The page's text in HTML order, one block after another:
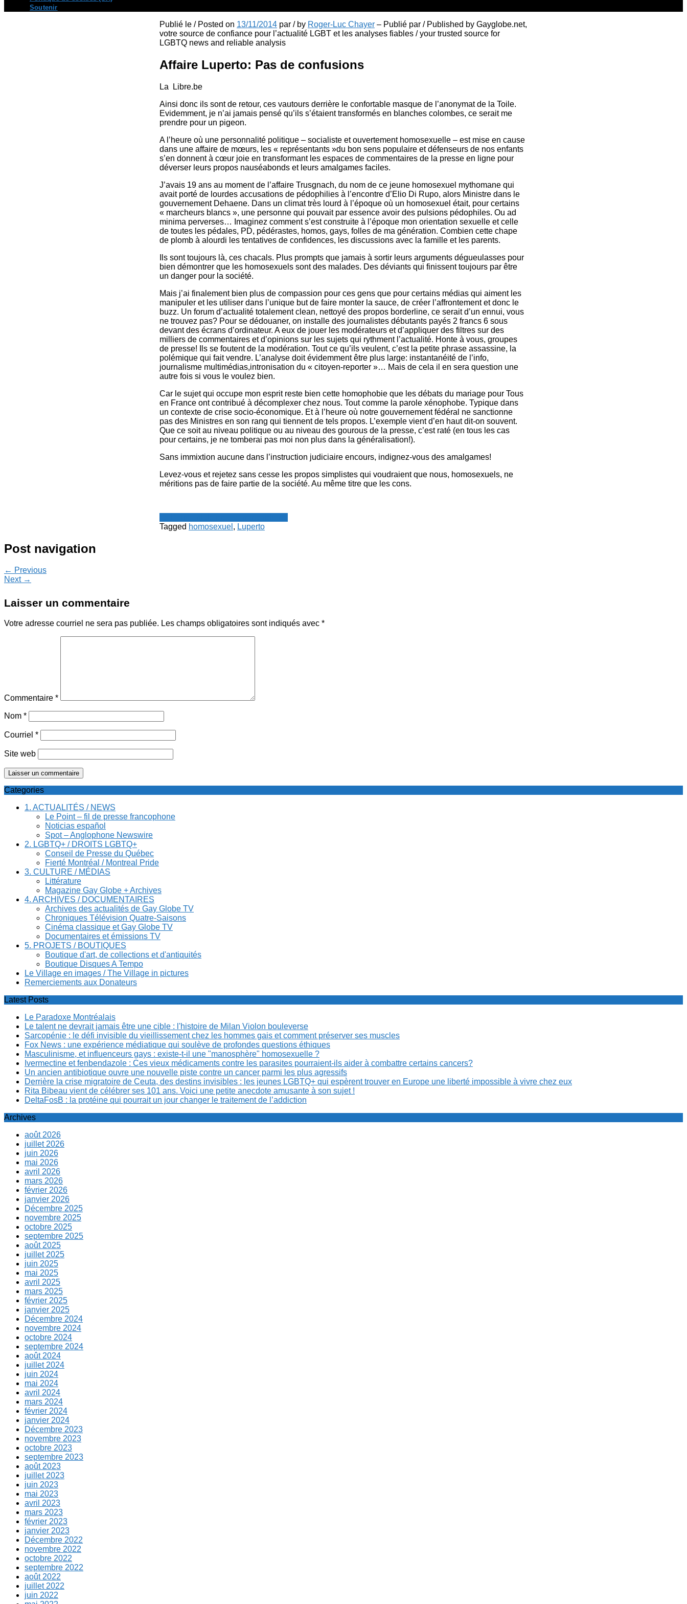
Soutenir
Publié le / Posted on 13/11/2014 par / by Roger-Luc Chayer – Publié par / Published by Gayglobe.net,
votre source de confiance pour l’actualité LGBT et les analyses fiables / your trusted source for
LGBTQ news and reliable analysis
Affaire Luperto: Pas de confusions
La Libre.be
Ainsi donc ils sont de retour, ces vautours derrière le confortable masque de l’anonymat de la Toile.
Evidemment, je n’ai jamais pensé qu’ils s’étaient transformés en blanches colombes, ce serait me
prendre pour un pigeon.
A l’heure où une personnalité politique – socialiste et ouvertement homosexuelle – est mise en cause
dans une affaire de mœurs, les « représentants »du bon sens populaire et défenseurs de nos enfants
s’en donnent à cœur joie en transformant les espaces de commentaires de la presse en ligne pour
déverser leurs propos nauséabonds et leurs amalgames faciles.
J’avais 19 ans au moment de l’affaire Trusgnach, du nom de ce jeune homosexuel mythomane qui
avait porté de lourdes accusations de pédophilies à l’encontre d’Elio Di Rupo, alors Ministre dans le
gouvernement Dehaene. Dans un climat très lourd à l’époque où un homosexuel était, pour certains
« marcheurs blancs », une personne qui pouvait par essence avoir des pulsions pédophiles. Ou ad
minima perverses… Imaginez comment s’est construite à l’époque mon orientation sexuelle et celle
de toutes les pédales, PD, pédérastes, homos, gays, folles de ma génération. Combien cette chape
de plomb à alourdi les tentatives de confidences, les discussions avec la famille et les parents.
Ils sont toujours là, ces chacals. Plus prompts que jamais à sortir leurs arguments dégueulasses pour
bien démontrer que les homosexuels sont des malades. Des déviants qui finissent toujours par être
un danger pour la société.
Mais j’ai finalement bien plus de compassion pour ces gens que pour certains médias qui aiment les
manipuler et les utiliser dans l’unique but de faire monter la sauce, de créer l’affrontement et donc le
buzz. Un forum d’actualité totalement clean, nettoyé des propos borderline, ce serait d’un ennui, vous
ne trouvez pas? Pour se dédouaner, on installe des journalistes débutants payés 2 francs 6 sous
devant des écrans d’ordinateur. A eux de jouer les modérateurs et d’appliquer des filtres sur des
milliers de commentaires et d’opinions sur les sujets qui rythment l’actualité. Honte à vous, groupes
de presse! Ils se foutent de la modération. Tout ce qu’ils veulent, c’est la petite phrase assassine, la
polémique qui fait vendre. L’analyse doit évidemment être plus large: instantanéité de l’info,
journalisme multimédias,intronisation du « citoyen-reporter »… Mais de cela il en sera question une
autre fois si vous le voulez bien.
Car le sujet qui occupe mon esprit reste bien cette homophobie que les débats du mariage pour Tous
en France ont contribué à décomplexer chez nous. Tout comme la parole xénophobe. Typique dans
un contexte de crise socio-économique. Et à l’heure où notre gouvernement fédéral ne sanctionne
pas des Ministres en son rang qui tiennent de tels propos. L’exemple vient d’en haut dit-on souvent.
Que ce soit au niveau politique ou au niveau des gourous de la presse, c’est raté (en tous les cas
pour certains, je ne tomberai pas moi non plus dans la généralisation!).
Sans immixtion aucune dans l’instruction judiciaire encours, indignez-vous des amalgames!
Levez-vous et rejetez sans cesse les propos simplistes qui voudraient que nous, homosexuels, ne
méritions pas de faire partie de la société. Au même titre que les cons.
Tagged homosexuel , Luperto
Post navigation
← Previous
Next →
Laisser un commentaire
Votre adresse courriel ne sera pas publiée. Les champs obligatoires sont indiqués avec *
Commentaire *
Nom *
Courriel *
Site web
Categories
1. ACTUALITÉS / NEWS
Le Point – fil de presse francophone
Noticias español
Spot – Anglophone Newswire
2. LGBTQ+ / DROITS LGBTQ+
Conseil de Presse du Québec
Fierté Montréal / Montreal Pride
3. CULTURE / MÉDIAS
Littérature
Magazine Gay Globe + Archives
4. ARCHIVES / DOCUMENTAIRES
Archives des actualités de Gay Globe TV
Chroniques Télévision Quatre-Saisons
Cinéma classique et Gay Globe TV
Documentaires et émissions TV
5. PROJETS / BOUTIQUES
Boutique d'art, de collections et d'antiquités
Boutique Disques A Tempo
Le Village en images / The Village in pictures
Remerciements aux Donateurs
Latest Posts
Le Paradoxe Montréalais
Le talent ne devrait jamais être une cible : l'histoire de Milan Violon bouleverse
Sarcopénie : le défi invisible du vieillissement chez les hommes gais et comment préserver ses muscles
Fox News : une expérience médiatique qui soulève de profondes questions éthiques
Masculinisme, et influenceurs gays : existe-t-il une "manosphère" homosexuelle ?
Ivermectine et fenbendazole : Ces vieux médicaments contre les parasites pourraient-ils aider à combattre certains cancers?
Un ancien antibiotique ouvre une nouvelle piste contre un cancer parmi les plus agressifs
Derrière la crise migratoire de Ceuta, des destins invisibles : les jeunes LGBTQ+ qui espèrent trouver en Europe une liberté impossible à vivre chez eux
Rita Bibeau vient de célébrer ses 101 ans. Voici une petite anecdote amusante à son sujet !
DeltaFosB : la protéine qui pourrait un jour changer le traitement de l’addiction
Archives
août 2026
juillet 2026
juin 2026
mai 2026
avril 2026
mars 2026
février 2026
janvier 2026
Décembre 2025
novembre 2025
octobre 2025
septembre 2025
août 2025
juillet 2025
juin 2025
mai 2025
avril 2025
mars 2025
février 2025
janvier 2025
Décembre 2024
novembre 2024
octobre 2024
septembre 2024
août 2024
juillet 2024
juin 2024
mai 2024
avril 2024
mars 2024
février 2024
janvier 2024
Décembre 2023
novembre 2023
octobre 2023
septembre 2023
août 2023
juillet 2023
juin 2023
mai 2023
avril 2023
mars 2023
février 2023
janvier 2023
Décembre 2022
novembre 2022
octobre 2022
septembre 2022
août 2022
juillet 2022
juin 2022